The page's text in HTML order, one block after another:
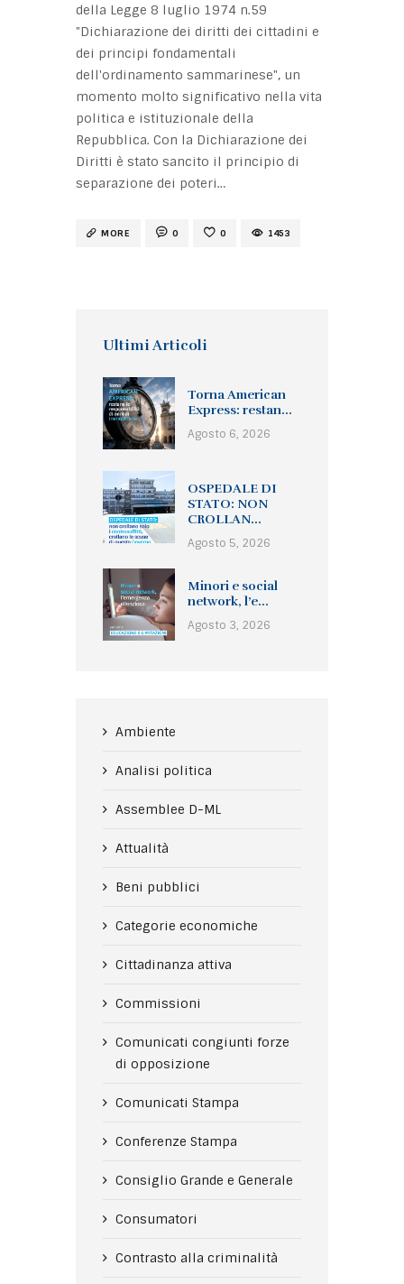
della Legge 8 luglio 1974 n.59
"Dichiarazione dei diritti dei cittadini e
dei principi fondamentali
dell'ordinamento sammarinese", un
momento molto significativo nella vita
politica e istituzionale della
Repubblica. Con la Dichiarazione dei
Diritti è stato sancito il principio di
separazione dei poteri…
MORE 0 0 1453
Ultimi Articoli
Torna American
Express: restan...
Agosto 6, 2026
OSPEDALE DI
STATO: NON
CROLLAN...
Agosto 5, 2026
Minori e social
network, l’e...
Agosto 3, 2026
Ambiente
Analisi politica
Assemblee D-ML
Attualità
Beni pubblici
Categorie economiche
Cittadinanza attiva
Commissioni
Comunicati congiunti forze
di opposizione
Comunicati Stampa
Conferenze Stampa
Consiglio Grande e Generale
Consumatori
Contrasto alla criminalità